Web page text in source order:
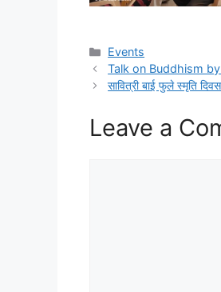
Categories
Events
Talk on Buddhism
सावित्री बाई फुले स्मृति
Leave a